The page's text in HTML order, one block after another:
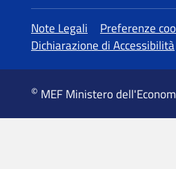
MEF Ministero